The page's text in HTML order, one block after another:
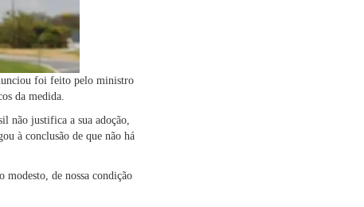
foi feito pelo ministro
da medida.
não justifica a sua adoção,
à conclusão de que não há
modesto, de nossa condição